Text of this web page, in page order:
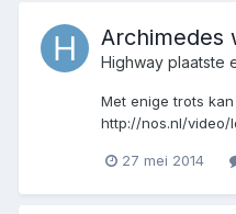
Archimedes
Highway plaatste
Met enige trots
http://nos.nl/video/
27 mei 2014